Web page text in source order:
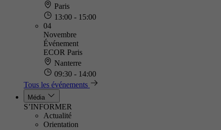
Paris
13:00 - 15:00
04
Novembre
Événement
ECOR Paris
Nanterre
09:30 - 14:00
Tous les événements
Média
S’INFORMER
Actualité
Orientation